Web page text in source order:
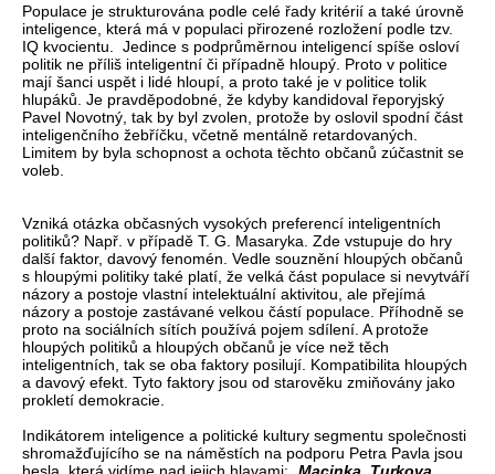
Populace je strukturována podle celé řady kritérií a také úrovně
inteligence, která má v populaci přirozené rozložení podle tzv.
IQ kvocientu. Jedince s podprůměrnou inteligencí spíše osloví
politik ne příliš inteligentní či případně hloupý. Proto v politice
mají šanci uspět i lidé hloupí, a proto také je v politice tolik
hlupáků. Je pravděpodobné, že kdyby kandidoval řeporyjský
Pavel Novotný, tak by byl zvolen, protože by oslovil spodní část
inteligenčního žebříčku, včetně mentálně retardovaných.
Limitem by byla schopnost a ochota těchto občanů zúčastnit se
voleb.
Vzniká otázka občasných vysokých preferencí inteligentních
politiků? Např. v případě T. G. Masaryka. Zde vstupuje do hry
další faktor, davový fenomén. Vedle souznění hloupých občanů
s hloupými politiky také platí, že velká část populace si nevytváří
názory a postoje vlastní intelektuální aktivitou, ale přejímá
názory a postoje zastávané velkou částí populace. Příhodně se
proto na sociálních sítích používá pojem sdílení. A protože
hloupých politiků a hloupých občanů je více než těch
inteligentních, tak se oba faktory posilují. Kompatibilita hloupých
a davový efekt. Tyto faktory jsou od starověku zmiňovány jako
prokletí demokracie.
Indikátorem inteligence a politické kultury segmentu společnosti
shromažďujícího se na náměstích na podporu Petra Pavla jsou
hesla, která vidíme nad jejich hlavami: „ Macinka, Turkova